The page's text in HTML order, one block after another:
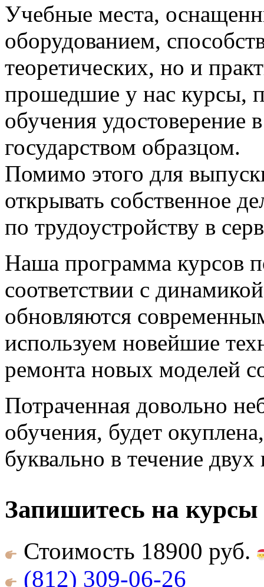
Учебные места,
оборудованием,
теоретических, но и
прошедшие у нас курсы,
обучения удостоверение
государством образцом.
Помимо этого для
открывать собственное
по трудоустройству в
Наша программа курсов
соответствии с
обновляются
используем новейшие
ремонта новых моделей
Потраченная довольно
обучения, будет
буквально в течение двух
Запишитесь на курсы
Стоимость 18900 руб.
(812) 309-06-26